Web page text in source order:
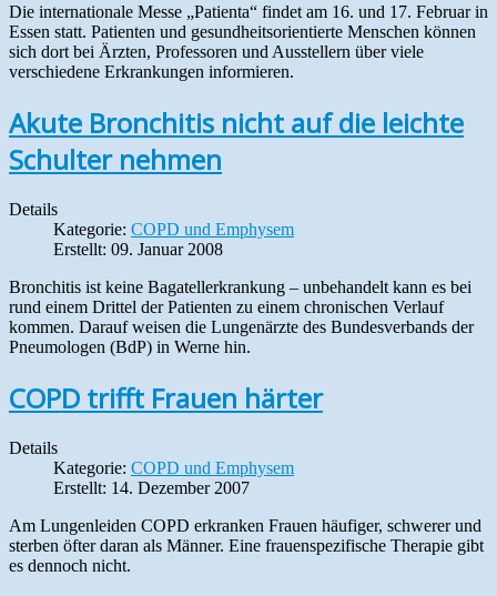
Die internationale Messe „Patienta“ findet am 16. und 17. Februar in
Essen statt. Patienten und gesundheitsorientierte Menschen können
sich dort bei Ärzten, Professoren und Ausstellern über viele
verschiedene Erkrankungen informieren.
Akute Bronchitis nicht auf die leichte
Schulter nehmen
Details
Kategorie: COPD und Emphysem
Erstellt: 09. Januar 2008
Bronchitis ist keine Bagatellerkrankung – unbehandelt kann es bei
rund einem Drittel der Patienten zu einem chronischen Verlauf
kommen. Darauf weisen die Lungenärzte des Bundesverbands der
Pneumologen (BdP) in Werne hin.
COPD trifft Frauen härter
Details
Kategorie: COPD und Emphysem
Erstellt: 14. Dezember 2007
Am Lungenleiden COPD erkranken Frauen häufiger, schwerer und
sterben öfter daran als Männer. Eine frauenspezifische Therapie gibt
es dennoch nicht.